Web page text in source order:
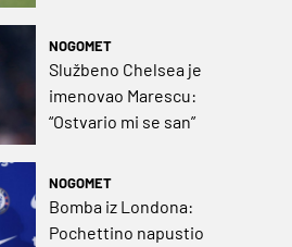
NOGOMET
Službeno Chelsea je
imenovao Marescu:
“Ostvario mi se san”
NOGOMET
Bomba iz Londona:
Pochettino napustio